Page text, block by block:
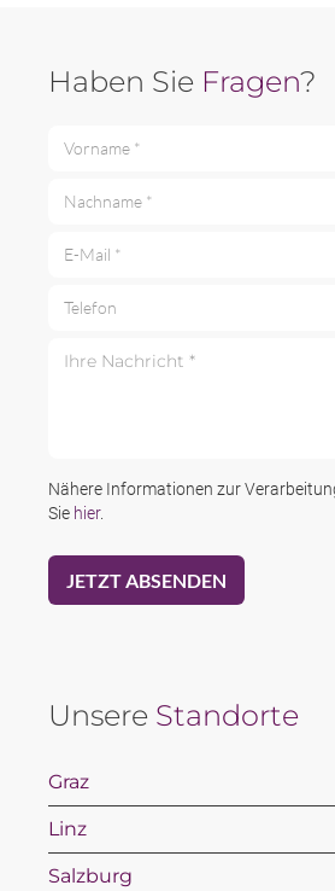
Haben Sie Fragen?
Nähere Informationen zur
Sie hier.
Unsere Standorte
Graz
Linz
Salzburg